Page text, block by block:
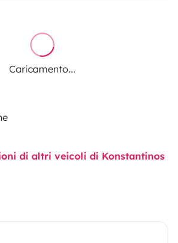
Caricamento...
di altri veicoli di Konstantinos